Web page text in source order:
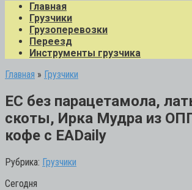
Главная
Грузчики
Грузоперевозки
Переезд
Инструменты грузчика
Главная » Грузчики
ЕС без парацетамола,
скоты, Ирка Мудра из
кофе с EADaily
Рубрика: Грузчики
Сегодня